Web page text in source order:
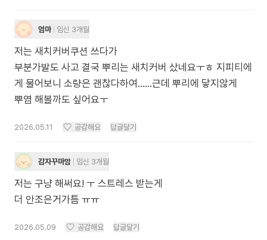
엄마 임신 3개월
저는 새치커버쿠션 쓰다가
부분가발도 사고 결국 뿌리는 새치커버 샀네요ㅜㅎ 지피티에
게 물어보니 소량은 괜찮다하여......근데 뿌리에 닿지않게
뿌염 해볼까도 싶어요ㅜ
2026.05.11 공감해요 답글달기
감자꾸마맘 임신 3개월
저는 구냥 해써요! ㅜ 스트레스 받는게
더 안조은거가틈 ㅠㅠ
2026.05.09 공감해요 답글달기